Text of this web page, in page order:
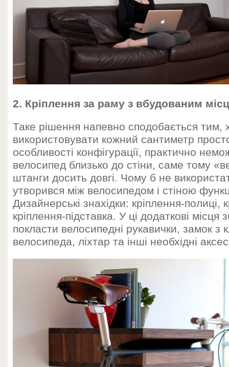
2. Кріплення за раму з вбудованим
Таке рішення напевно сподобається тим,
використовувати кожний сантиметр
особливості конфігурації, практично
велосипед близько до стіни, саме тому
штанги досить довгі. Чому б не
утворився між велосипедом і стіною
Дизайнерські знахідки: кріплення-полиці,
кріплення-підставка. У ці додаткові місця
покласти велосипедні рукавички, замок з
велосипеда, ліхтар та інші необхідні